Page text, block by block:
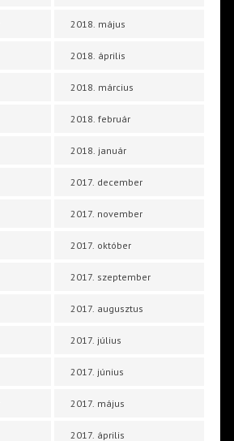
2018. május
2018. április
2018. március
2018. február
2018. január
2017. december
2017. november
2017. október
2017. szeptember
2017. augusztus
2017. július
2017. június
2017. május
2017. április